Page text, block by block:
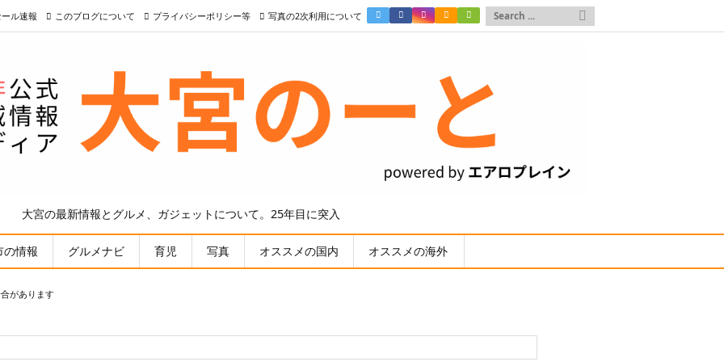
大宮の最新情報とグルメ、ガジェットについて。25年目に突入
の情報 グルメナビ 育児 写真 オススメの国内 オススメの海外
ル速報 このブログについて プライバシーポリシー等 写真の2次利用について 
があります